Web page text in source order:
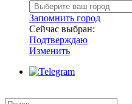
Запомнить город
Сейчас выбран:
Подтверждаю
Изменить